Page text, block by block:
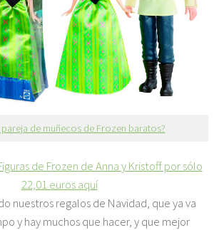
pareja de muñecos de Frozen baratos?
de Frozen de Anna y Kristoff por sólo
22,01 euros aquí
nuestros regalos de Navidad, que ya va
y hay muchos que hacer, y que mejor